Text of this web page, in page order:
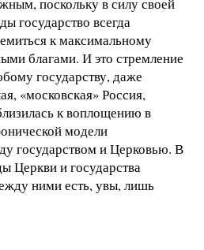
государство всегда
к максимальному
благами. И это стремление
государству, даже
«московская» Россия,
к воплощению в
модели
государством и Церковью. В
Церкви и государства
ними есть, увы, лишь